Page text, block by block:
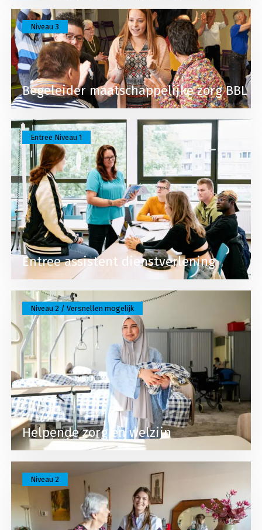
Begeleider maatschappelijke zorg BBL
Niveau 3
Lees meer over Begeleider maatschappelijke
Entree assistent dienstverlening
Entree Niveau 1
Lees meer over Entree assistent dienstverlening
Helpende zorg en welzijn
Niveau 2 / Versnellen mogelijk
Lees meer over Helpende zorg en welzijn
Niveau 2
Lees meer over Helpende zorg en welzijn BBL